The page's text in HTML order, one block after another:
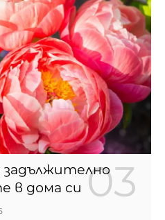
в дома си